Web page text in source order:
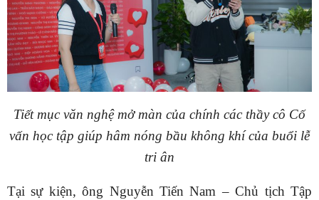
Tiết mục văn nghệ mở màn của chính các thầy cô Cố
vấn học tập giúp hâm nóng bầu không khí của buổi lễ
tri ân
Tại sự kiện, ông Nguyễn Tiến Nam – Chủ tịch Tập